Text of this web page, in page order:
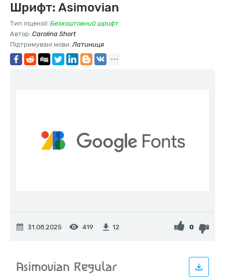
Шрифт: Asimovian
Тип ліцензії: Безкоштовний шрифт
Автор: Carolina Short
Підтримувані мови:Латиниця
31.08.2025 419 12 0